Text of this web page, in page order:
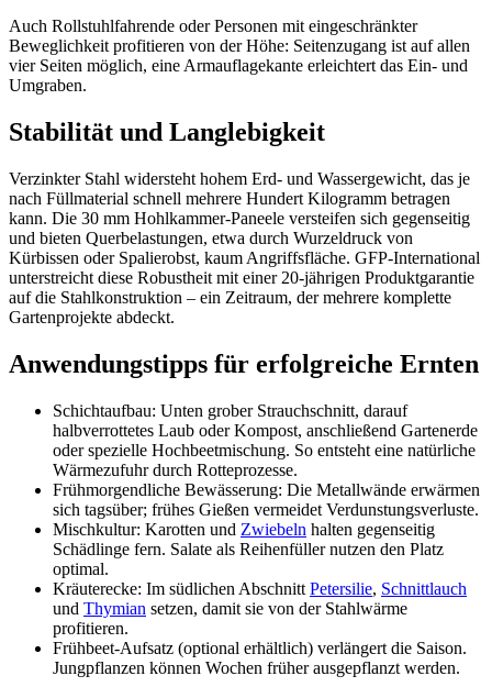
Auch Rollstuhlfahrende oder Personen mit eingeschränkter
Beweglichkeit profitieren von der Höhe: Seitenzugang ist auf allen
vier Seiten möglich, eine Armauflagekante erleichtert das Ein- und
Umgraben.
Stabilität und Langlebigkeit
Verzinkter Stahl widersteht hohem Erd- und Wassergewicht, das je
nach Füllmaterial schnell mehrere Hundert Kilogramm betragen
kann. Die 30 mm Hohlkammer-Paneele versteifen sich gegenseitig
und bieten Querbelastungen, etwa durch Wurzeldruck von
Kürbissen oder Spalierobst, kaum Angriffsfläche. GFP-International
unterstreicht diese Robustheit mit einer 20-jährigen Produktgarantie
auf die Stahlkonstruktion – ein Zeitraum, der mehrere komplette
Gartenprojekte abdeckt.
Anwendungstipps für erfolgreiche Ernten
Schichtaufbau: Unten grober Strauchschnitt, darauf
halbverrottetes Laub oder Kompost, anschließend Gartenerde
oder spezielle Hochbeetmischung. So entsteht eine natürliche
Wärmezufuhr durch Rotteprozesse.
Frühmorgendliche Bewässerung: Die Metallwände erwärmen
sich tagsüber; frühes Gießen vermeidet Verdunstungsverluste.
Mischkultur: Karotten und Zwiebeln halten gegenseitig
Schädlinge fern. Salate als Reihenfüller nutzen den Platz
optimal.
Kräuterecke: Im südlichen Abschnitt Petersilie, Schnittlauch
und Thymian setzen, damit sie von der Stahlwärme
profitieren.
Frühbeet-Aufsatz (optional erhältlich) verlängert die Saison.
Jungpflanzen können Wochen früher ausgepflanzt werden.